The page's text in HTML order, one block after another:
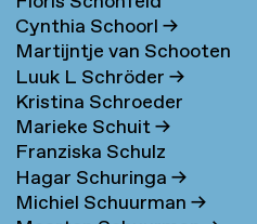
Cynthia Schoorl→
Martijntje van Schooten
→
Luuk L Schröder→
Kristina Schroeder
Marieke Schuit→
Franziska Schulz
Hagar Schuringa→
Michiel Schuurman→